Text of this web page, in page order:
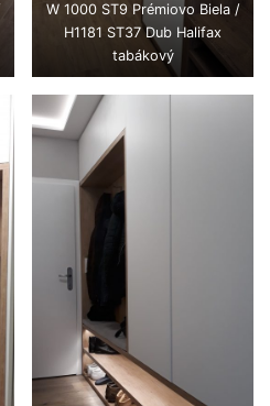
W 1000 ST9 Prémiovo Biela /
H1181 ST37 Dub Halifax
tabákový